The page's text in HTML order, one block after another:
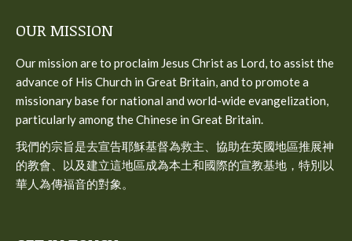
opens
window
opens
window
opens
window
OUR MISSION
Our mission are to proclaim Jesus Christ as Lord, to assist the
advance of His Church in Great Britain, and to promote a
missionary base for national and world-wide evangelization,
particularly among the Chinese in Great Britain.
我們的宗旨是去宣告耶穌基督為救主、協助在英國地區推展神
的教會、以及建立這地區成為本土和國際的宣教基地，特別以
華人為傳福音的對象。